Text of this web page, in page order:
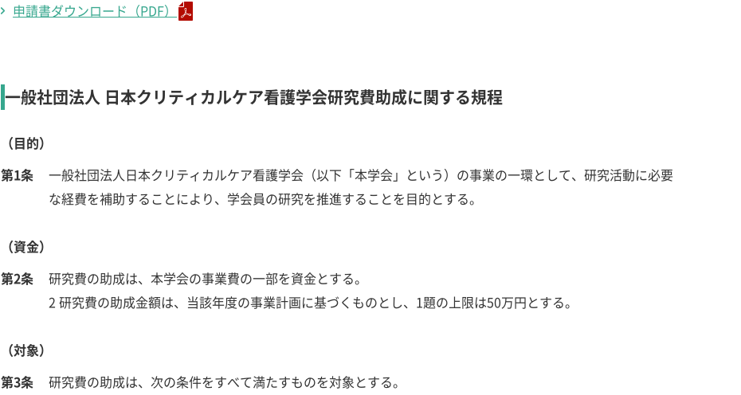
申請書ダウンロード（PDF）
一般社団法人 日本クリティカルケア看護学会研究費助成に関する規程
（目的）
第1条
一般社団法人日本クリティカルケア看護学会（以下「本学会」という）の事業の一環として、研究活動に必要
な経費を補助することにより、学会員の研究を推進することを目的とする。
（資金）
第2条
研究費の助成は、本学会の事業費の一部を資金とする。
2 研究費の助成金額は、当該年度の事業計画に基づくものとし、1題の上限は50万円とする。
（対象）
第3条
研究費の助成は、次の条件をすべて満たすものを対象とする。